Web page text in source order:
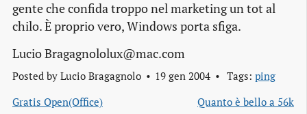
gente che confida troppo nel marketing un tot al
chilo. È proprio vero, Windows porta sfiga.
Lucio Bragagnololux@mac.com
Posted by Lucio Bragagnolo 19 gen 2004 Tags: ping
Gratis Open(Office)
Quanto è bello a 56k